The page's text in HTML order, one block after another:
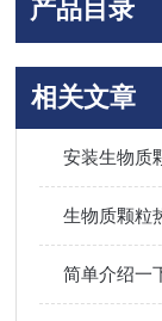
产品目录
相关文章
安装生物质
生物质颗粒
简单介绍一